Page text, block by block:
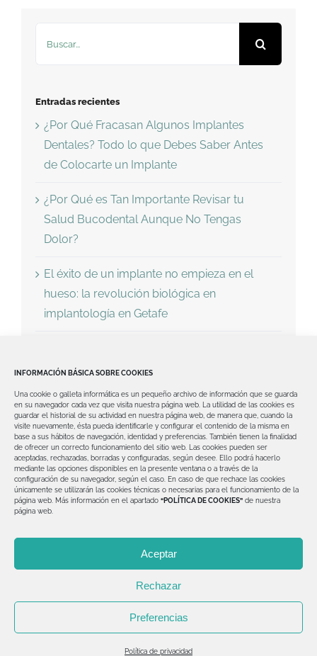
INFORMACIÓN BÁSICA SOBRE COOKIES
Una cookie o galleta informática es un pequeño archivo de información que se guarda
en su navegador cada vez que visita nuestra página web.
La utilidad de las cookies es
guardar el historial de su actividad en nuestra página web, de manera que, cuando la
visite nuevamente, ésta pueda identificarle y configurar el contenido de la misma en
base a sus hábitos de navegación, identidad y preferencias. También tienen la finalidad
de ofrecer un correcto funcionamiento del sitio web.
Las cookies pueden ser
aceptadas, rechazadas, borradas y configuradas, según desee. Ello podrá hacerlo
mediante las opciones disponibles en la presente ventana o a través de la
configuración de su navegador, según el caso. En caso de que rechace las cookies
únicamente se utilizarán las cookies técnicas o necesarias para el funcionamiento de la
página web. Más información en el apartado “POLÍTICA DE COOKIES” de nuestra
página web.
Aceptar
Rechazar
Preferencias
Política de privacidad
Entradas recientes
¿Por Qué Fracasan Algunos Implantes
Dentales? Todo lo que Debes Saber Antes
de Colocarte un Implante
¿Por Qué es Tan Importante Revisar tu
Salud Bucodental Aunque No Tengas
Dolor?
El éxito de un implante no empieza en el
hueso: la revolución biológica en
implantología en Getafe
avanzada para recuperar tu sonrisa
¿Te dijeron que no tienes hueso para
implantes? Implantología avanzada en
Getafe con soluciones reales
| Todos los derechos reservados | Diseñado por
FacebookInstagram